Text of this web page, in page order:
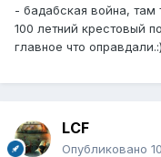
- бадабская война, там
100 летний крестовый
главное что оправдали.:)
LCF
Опубликовано